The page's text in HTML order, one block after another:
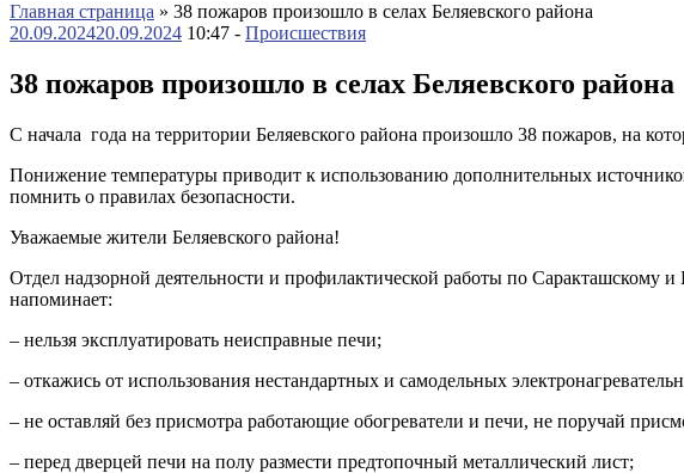
Главная страница » 38 пожаров произошло в селах Беляевского района
20.09.202420.09.2024 10:47 - Происшествия
38 пожаров произошло в селах Беляевского района
С начала года на территории Беляевского района произошло 38 пожаров, на
Понижение температуры приводит к использованию дополнительных
помнить о правилах безопасности.
Уважаемые жители Беляевского района!
Отдел надзорной деятельности и профилактической работы по
напоминает:
– нельзя эксплуатировать неисправные печи;
– откажись от использования нестандартных и самодельных
– не оставляй без присмотра работающие обогреватели и печи, не поручай
– перед дверцей печи на полу размести предтопочный металлический лист;